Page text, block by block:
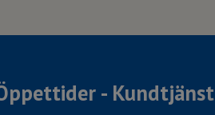
- Kundtjänst